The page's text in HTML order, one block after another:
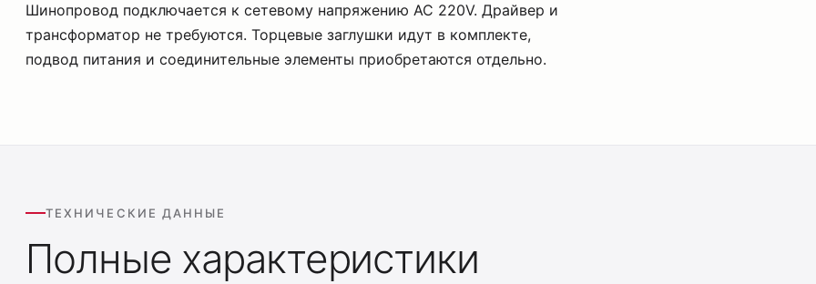
Шинопровод подключается к сетевому напряжению AC 220V. Драйвер и
трансформатор не требуются. Торцевые заглушки идут в комплекте,
подвод питания и соединительные элементы приобретаются отдельно.
ТЕХНИЧЕСКИЕ ДАННЫЕ
Полные характеристики